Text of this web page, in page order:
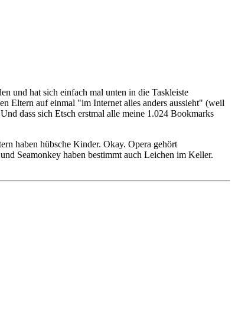
und hat sich einfach mal unten in die Taskleiste
Eltern auf einmal "im Internet alles anders aussieht" (weil
dass sich Etsch erstmal alle meine 1.024 Bookmarks
haben hübsche Kinder. Okay. Opera gehört
Seamonkey haben bestimmt auch Leichen im Keller.